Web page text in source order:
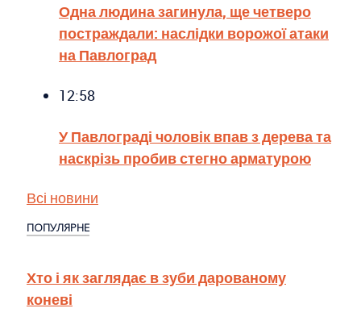
Одна людина загинула, ще четверо
постраждали: наслідки ворожої атаки
на Павлоград
12:58
У Павлограді чоловік впав з дерева та
наскрізь пробив стегно арматурою
Всі новини
ПОПУЛЯРНЕ
Хто і як заглядає в зуби дарованому
коневі